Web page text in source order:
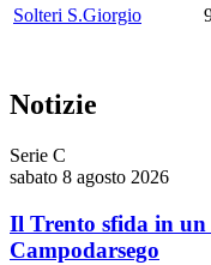
Solteri S.Giorgio
Notizie
Serie C
sabato 8 agosto 2026
Il Trento sfida in
Campodarsego